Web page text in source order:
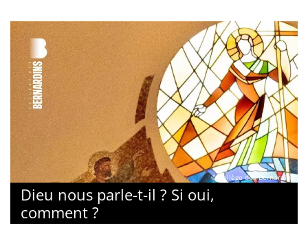
© Collège des Bernardins
Dieu nous parle-t-il ? Si oui,
comment ?